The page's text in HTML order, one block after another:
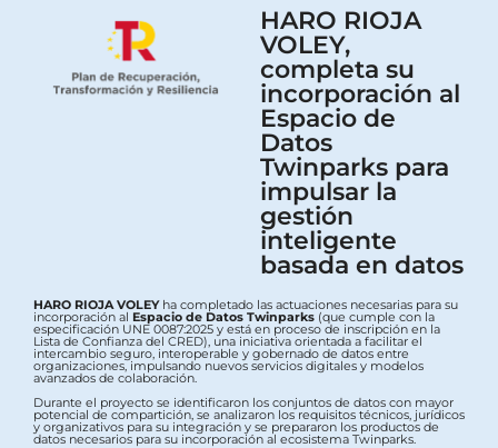
HARO RIOJA
VOLEY,
completa su
incorporación al
Espacio de
Datos
Twinparks para
impulsar la
gestión
inteligente
basada en datos
HARO RIOJA VOLEYha completado las actuaciones necesarias para su
incorporación al Espacio de Datos Twinparks (que cumple con la
especificación UNE 0087:2025 y está en proceso de inscripción en la
Lista de Confianza del CRED), una iniciativa orientada a facilitar el
intercambio seguro, interoperable y gobernado de datos entre
organizaciones, impulsando nuevos servicios digitales y modelos
avanzados de colaboración.
Durante el proyecto se identificaron los conjuntos de datos con mayor
potencial de compartición, se analizaron los requisitos técnicos, jurídicos
y organizativos para su integración y se prepararon los productos de
datos necesarios para su incorporación al ecosistema Twinparks.